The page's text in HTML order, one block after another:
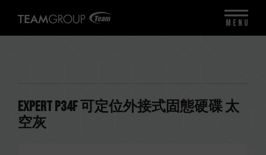
EXPERT P34F 可定位外接式固態硬碟 太
空灰
MENU